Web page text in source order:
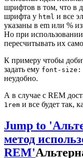
шрифтов в том, что в
шрифта у html и все
указаны в em или %
Но при
пересчитывать их
К примеру чтобы
задать ему font-size:
неудобно.
А в случае с REM
1rem и все будет так,
Jump to
метод
REM'